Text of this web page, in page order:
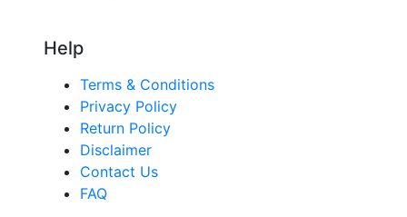
Help
Terms & Conditions
Privacy Policy
Return Policy
Disclaimer
Contact Us
FAQ